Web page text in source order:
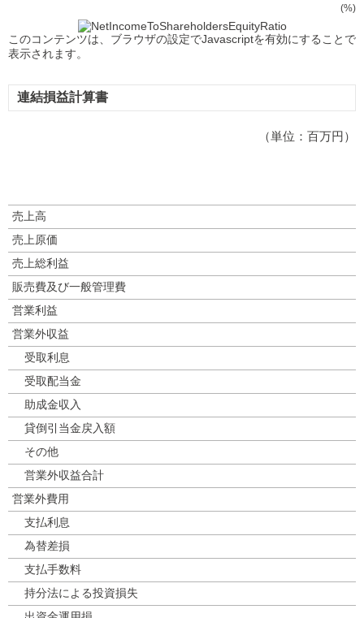
(%)
このコンテンツは、ブラウザの設定でJavascriptを有効にすることで
表示されます。
連結損益計算書
（単位：百万円）
売上高
売上原価
売上総利益
販売費及び一般管理費
営業利益
営業外収益
受取利息
受取配当金
助成金収入
貸倒引当金戻入額
その他
営業外収益合計
営業外費用
支払利息
為替差損
支払手数料
持分法による投資損失